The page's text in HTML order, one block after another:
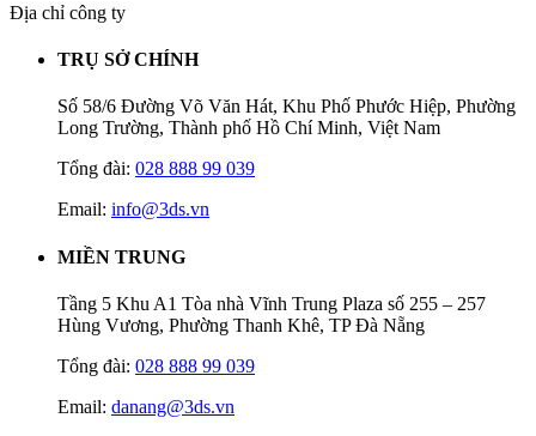
Địa chỉ công ty
TRỤ SỞ CHÍNH
Số 58/6 Đường Võ Văn Hát, Khu Phố Phước Hiệp, Phường
Long Trường, Thành phố Hồ Chí Minh, Việt Nam
Tổng đài: 028 888 99 039
Email: info@3ds.vn
MIỀN TRUNG
Tầng 5 Khu A1 Tòa nhà Vĩnh Trung Plaza số 255 – 257
Hùng Vương, Phường Thanh Khê, TP Đà Nẵng
Tổng đài: 028 888 99 039
Email: danang@3ds.vn